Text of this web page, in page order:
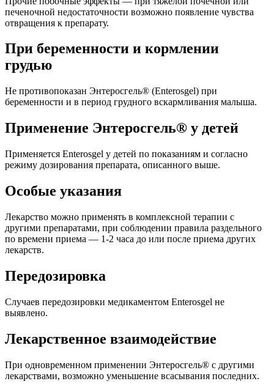
печеночной недостаточности возможно появление чувства
отвращения к препарату.
При беременности и кормлении
грудью
Не противопоказан Энтеросгель® (Enterosgel) при
беременности и в период грудного вскармливания малыша.
Применение Энтеросгель® у детей
Применяется Enterosgel у детей по показаниям и согласно
режиму дозирования препарата, описанного выше.
Особые указания
Лекарство можно применять в комплексной терапии с
другими препаратами, при соблюдении правила раздельного
по времени приема — 1-2 часа до или после приема других
лекарств.
Передозировка
Случаев передозировки медикаментом Enterosgel не
выявлено.
Лекарственное взаимодействие
При одновременном применении Энтеросгель® с другими
лекарствами, возможно уменьшение всасывания последних.